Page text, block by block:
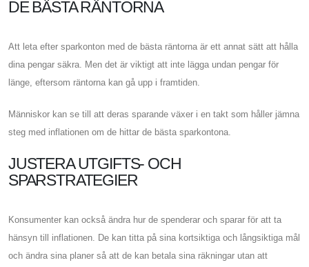
DE BÄSTA RÄNTORNA
Att leta efter sparkonton med de bästa räntorna är ett annat sätt att hålla
dina pengar säkra. Men det är viktigt att inte lägga undan pengar för
länge, eftersom räntorna kan gå upp i framtiden.
Människor kan se till att deras sparande växer i en takt som håller jämna
steg med inflationen om de hittar de bästa sparkontona.
JUSTERA UTGIFTS- OCH
SPARSTRATEGIER
Konsumenter kan också ändra hur de spenderar och sparar för att ta
hänsyn till inflationen. De kan titta på sina kortsiktiga och långsiktiga mål
och ändra sina planer så att de kan betala sina räkningar utan att